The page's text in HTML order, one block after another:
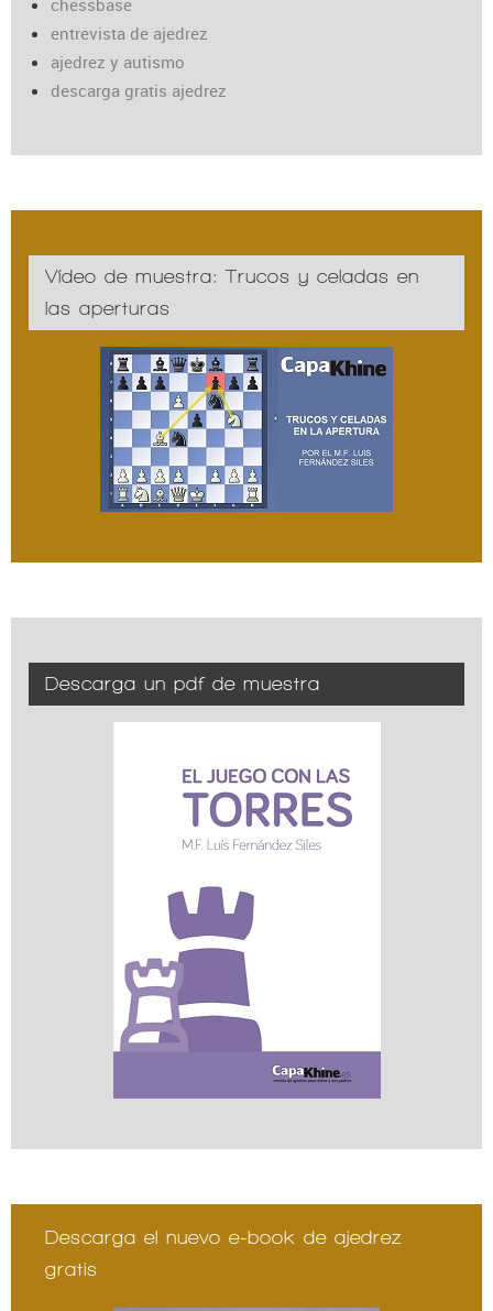
chessbase
entrevista de ajedrez
ajedrez y autismo
descarga gratis ajedrez
Vídeo de muestra: Trucos y celadas en
las aperturas
Descarga un pdf de muestra
Descarga el nuevo e-book de ajedrez
gratis